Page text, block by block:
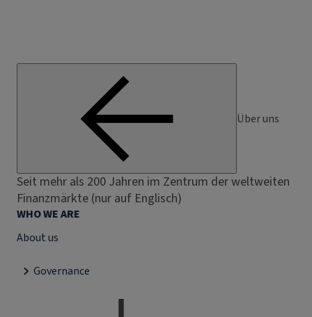
Über uns
Seit mehr als 200 Jahren im Zentrum der weltweiten
Finanzmärkte (nur auf Englisch)
WHO WE ARE
About us
Governance